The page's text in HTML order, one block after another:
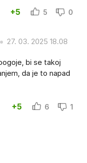
+5 5 0
27. 03. 2025 18.08
bi se takoj
da je to napad
+5 6 1